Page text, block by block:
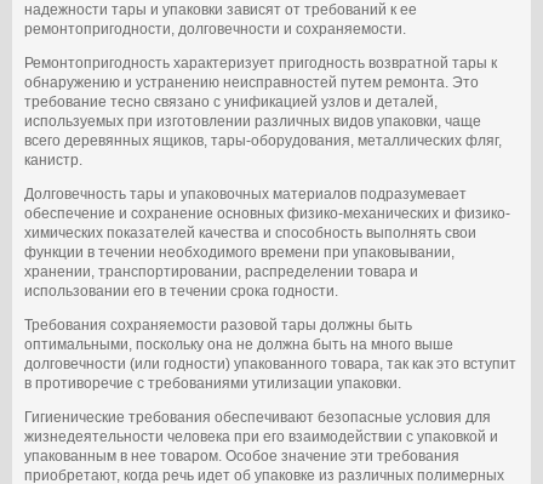
надежности тары и упаковки зависят от требований к ее
ремонтопригодности, долговечности и сохраняемости.
Ремонтопригодность характеризует пригодность возвратной тары к
обнаружению и устранению неисправностей путем ремонта. Это
требование тесно связано с унификацией узлов и деталей,
используемых при изготовлении различных видов упаковки, чаще
всего деревянных ящиков, тары-оборудования, металлических фляг,
канистр.
Долговечность тары и упаковочных материалов подразумевает
обеспечение и сохранение основных физико-механических и физико-
химических показателей качества и способность выполнять свои
функции в течении необходимого времени при упаковывании,
хранении, транспортировании, распределении товара и
использовании его в течении срока годности.
Требования сохраняемости разовой тары должны быть
оптимальными, поскольку она не должна быть на много выше
долговечности (или годности) упакованного товара, так как это вступит
в противоречие с требованиями утилизации упаковки.
Гигиенические требования обеспечивают безопасные условия для
жизнедеятельности человека при его взаимодействии с упаковкой и
упакованным в нее товаром. Особое значение эти требования
приобретают, когда речь идет об упаковке из различных полимерных